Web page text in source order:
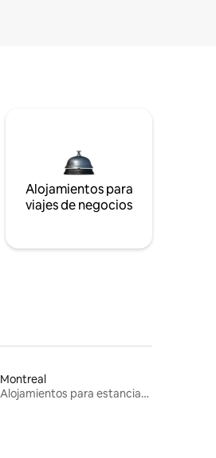
Alojamientos para
viajes de negocios
Montreal
Alojamientos para estancias largas